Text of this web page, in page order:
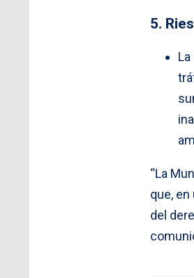
5.
“La
que,
del